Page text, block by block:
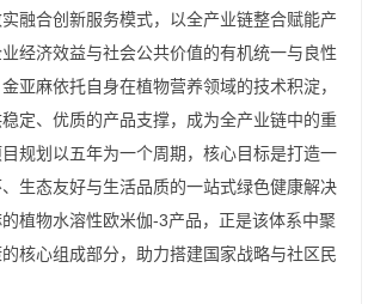
融合创新服务模式，以全产业链整合赋能产
经济效益与社会公共价值的有机统一与良性
亚麻依托自身在植物营养领域的技术积淀，
定、优质的产品支撑，成为全产业链中的重
规划以五年为一个周期，核心目标是打造一
生态友好与生活品质的一站式绿色健康解决
植物水溶性欧米伽-3产品，正是该体系中聚
核心组成部分，助力搭建国家战略与社区民